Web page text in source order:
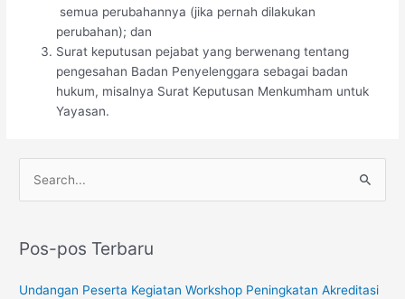
semua perubahannya (jika pernah dilakukan
perubahan); dan
Surat keputusan pejabat yang berwenang tentang
pengesahan Badan Penyelenggara sebagai badan
hukum, misalnya Surat Keputusan Menkumham untuk
Yayasan.
iPos-pos Terbaru
Undangan Peserta Kegiatan Workshop Peningkatan Akreditasi